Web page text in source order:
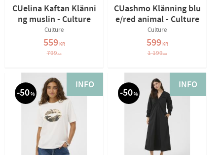
CUelina Kaftan Klänni
ng muslin - Culture
Culture
559KR
799KR
CUashmo Klänning blu
e/red animal - Culture
Culture
599KR
1 199KR
50%
INFO
50%
INFO